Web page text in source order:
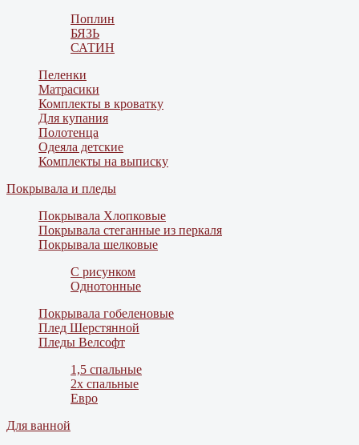
Поплин
БЯЗЬ
САТИН
Пеленки
Матрасики
Комплекты в кроватку
Для купания
Полотенца
Одеяла детские
Комплекты на выписку
Покрывала и пледы
Покрывала Хлопковые
Покрывала стеганные из перкаля
Покрывала шелковые
С рисунком
Однотонные
Покрывала гобеленовые
Плед Шерстянной
Пледы Велсофт
1,5 спальные
2х спальные
Евро
Для ванной